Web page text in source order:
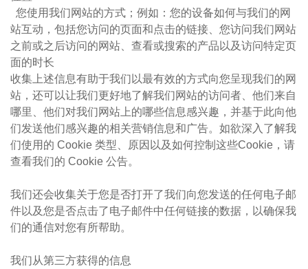
您使用我们网站的方式；例如：您的设备如何与我们的网
站互动，包括您访问的页面和点击的链接、您访问我们网站
之前或之后访问的网站、查看或搜索的产品以及访问特定页
面的时长
收集上述信息有助于我们以最有效的方式向您呈现我们的网
站，还可以让我们更好地了解我们网站的访问者、他们来自
哪里、他们对我们网站上的哪些信息感兴趣，并基于此向他
们发送他们感兴趣的相关营销信息和广告。如欲深入了解我
们使用的 Cookie 类型、原因以及如何控制这些Cookie，请
查看我们的 Cookie 公告。
我们还会收集关于您是否打开了我们向您发送的任何电子邮
件以及您是否点击了电子邮件中任何链接的数据，以确保我
们的通信对您有所帮助。
我们从第三方获得的信息